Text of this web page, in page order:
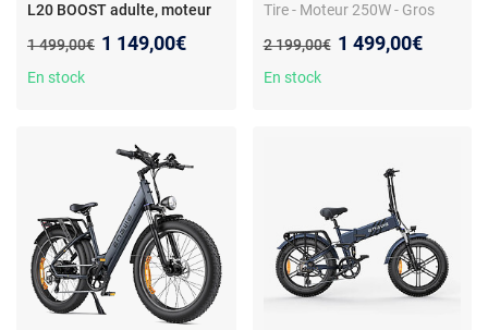
L20 BOOST adulte, moteur
Ancien prix :
1 499,00€ Nouveau prix :
1 149,00€
En stock
Tire - Moteur 250W - Gros
120 km - Double suspension
Ancien prix :
2 199,00€ Nouveau prix :
1 499,00€
En stock